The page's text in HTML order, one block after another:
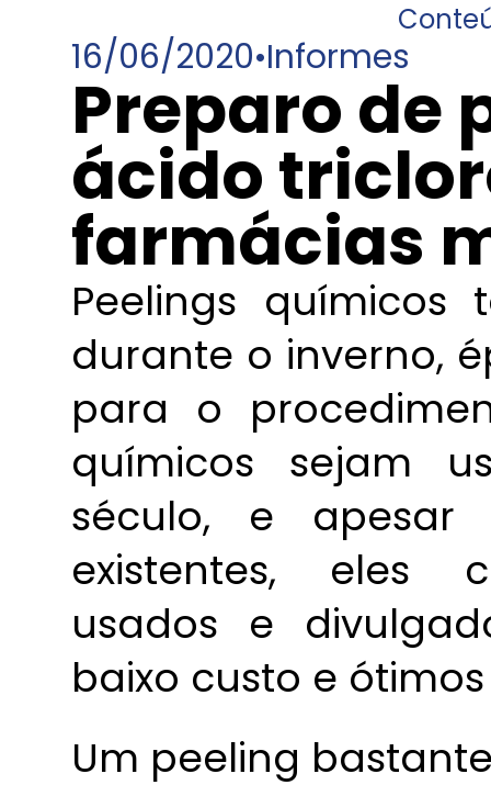
16/06/2020•Informes
Preparo de
ácido
farmácias
Peelings químicos
durante o inverno,
para o
químicos sejam
século, e apesar
existentes, eles
usados e
baixo custo e
Um peeling